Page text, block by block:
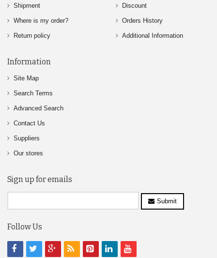
Shipment
Where is my order?
Return policy
Discount
Orders History
Additional Information
Information
Site Map
Search Terms
Advanced Search
Contact Us
Suppliers
Our stores
Sign up for emails
Submit
Follow Us